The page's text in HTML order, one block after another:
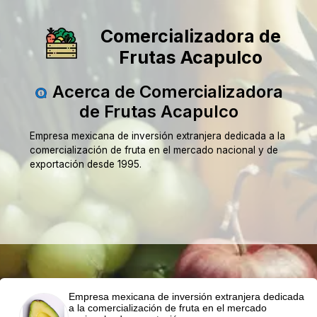
Comercializadora de
Frutas Acapulco
Acerca de Comercializadora
de Frutas Acapulco
Empresa mexicana de inversión extranjera dedicada a la
comercialización de fruta en el mercado nacional y de
exportación desde 1995.
Empresa mexicana de inversión extranjera dedicada
a la comercialización de fruta en el mercado